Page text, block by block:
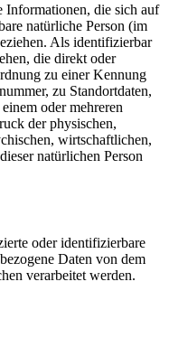
Informationen, die sich auf
natürliche Person (im
Als identifizierbar
die direkt oder
zu einer Kennung
zu Standortdaten,
oder mehreren
der physischen,
wirtschaftlichen,
natürlichen Person
oder identifizierbare
Daten von dem
verarbeitet werden.